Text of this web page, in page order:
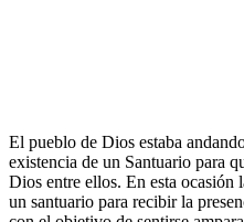
El pueblo de Dios estaba
existencia de un Santuario para
Dios entre ellos. En esta ocasión
un santuario para recibir la